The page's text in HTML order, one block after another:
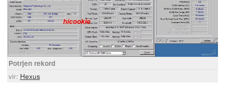
Potrjen rekord
vir: Hexus